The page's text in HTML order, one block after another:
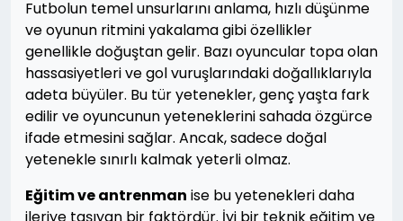
Futbolun temel unsurlarını anlama, hızlı düşünme
ve oyunun ritmini yakalama gibi özellikler
genellikle doğuştan gelir. Bazı oyuncular topa olan
hassasiyetleri ve gol vuruşlarındaki doğallıklarıyla
adeta büyüler. Bu tür yetenekler, genç yaşta fark
edilir ve oyuncunun yeteneklerini sahada özgürce
ifade etmesini sağlar. Ancak, sadece doğal
yetenekle sınırlı kalmak yeterli olmaz.
Eğitim ve antrenman ise bu yetenekleri daha